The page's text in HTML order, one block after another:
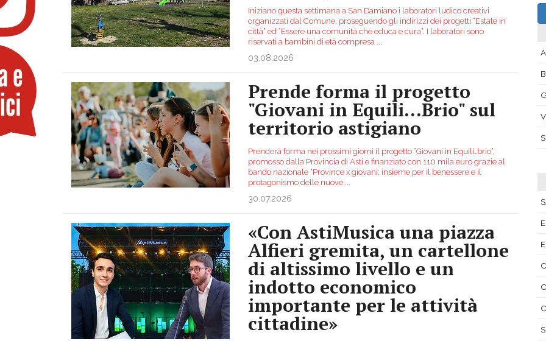
Iniziano questa settimana a San Damiano i laboratori ludico creativi
organizzati dal Comune, proseguendo gli indirizzi dei progetti “Estate in
città” ed “Essere una comunità che educa e cura”. I laboratori sono
riservati a bambini di età compresa
03.08.2026
Prende forma il progetto
"Giovani in Equili...Brio" sul
territorio astigiano
Prenderà forma nei prossimi giorni il progetto “Giovani in Equili…brio”,
promosso dalla Provincia di Asti e finanziato con 110 mila euro grazie al
bando nazionale “Province x giovani: insieme per il benessere e il
protagonismo delle nuove
30.07.2026
«Con AstiMusica una piazza
Alfieri gremita, un cartellone
di altissimo livello e un
indotto economico
importante per le attività
cittadine»